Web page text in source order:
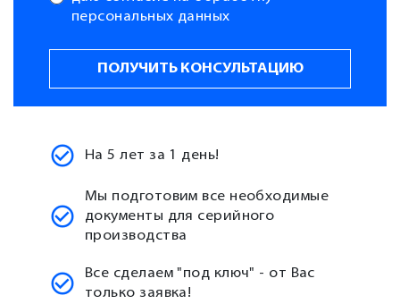
персональных данных
На 5 лет за 1 день!
Мы подготовим все необходимые
документы для серийного
производства
Все сделаем "под ключ" - от Вас
только заявка!